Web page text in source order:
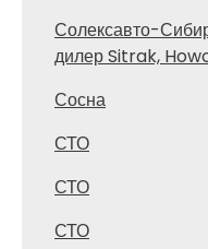
Солексавто-
дилер Sitrak,
Сосна
СТО
СТО
СТО